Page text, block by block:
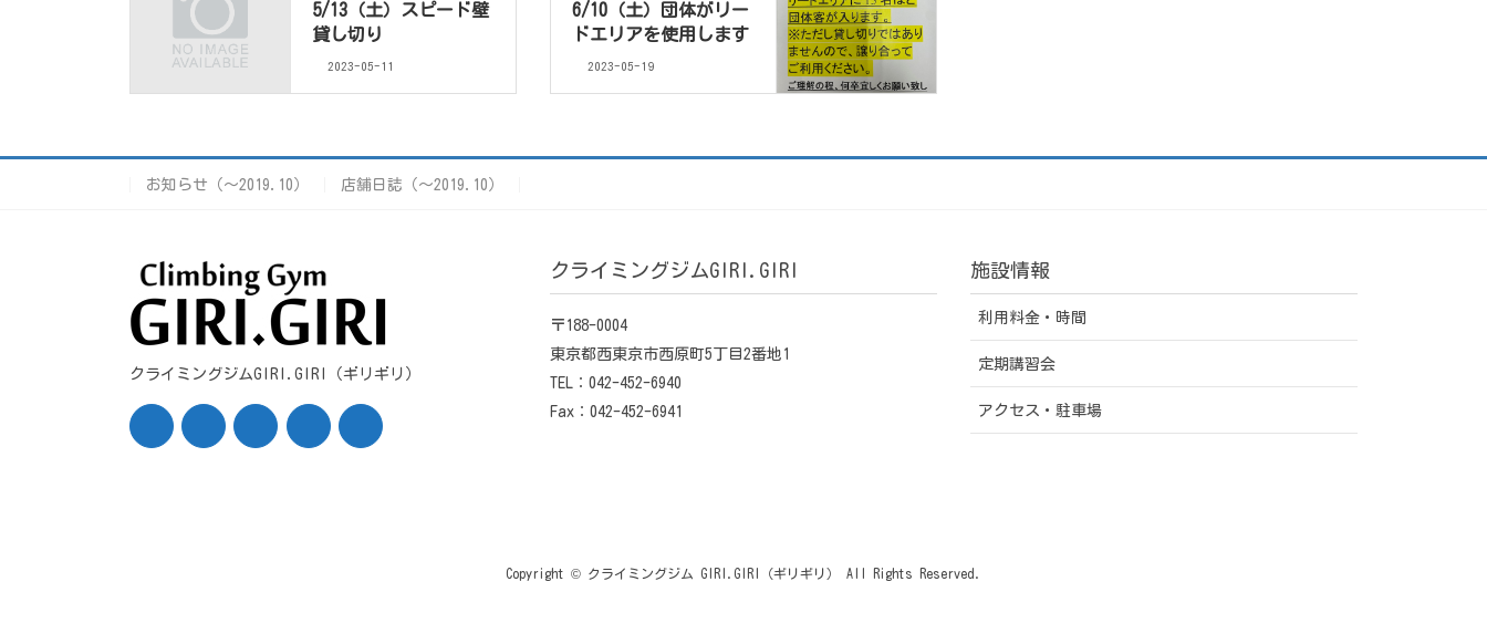
5/13（土）スピード壁
貸し切り
2023-05-11
6/10（土）団体がリー
ドエリアを使用します
2023-05-19
お知らせ（〜2019.10） 店舗日誌（〜2019.10）
クライミングジムGIRI.GIRI（ギリギリ）
クライミングジムGIRI.GIRI
〒188-0004
東京都西東京市西原町5丁目2番地1
TEL：042-452-6940
Fax：042-452-6941
施設情報
利用料金・時間
定期講習会
アクセス・駐車場
Copyright © クライミングジム GIRI.GIRI（ギリギリ） All Rights Reserved.